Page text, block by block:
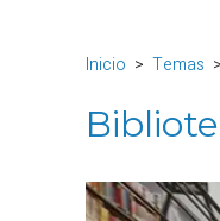
Inicio Temas